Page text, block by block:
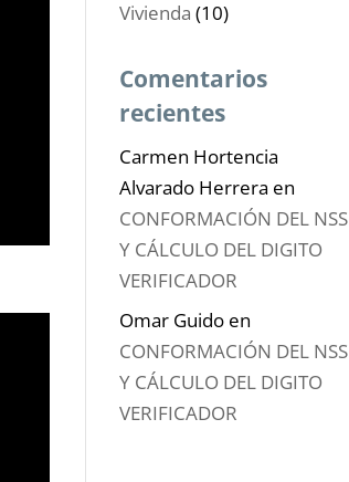
Vivienda (10)
Comentarios
recientes
Carmen Hortencia
Alvarado Herrera en
CONFORMACIÓN DEL NSS
Y CÁLCULO DEL DIGITO
VERIFICADOR
Omar Guidoen
CONFORMACIÓN DEL NSS
Y CÁLCULO DEL DIGITO
VERIFICADOR